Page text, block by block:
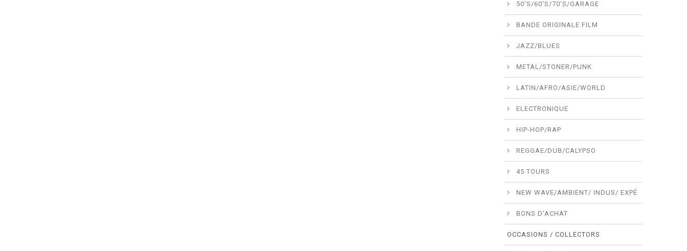
50'S/60'S/70'S/GARAGE
BANDE ORIGINALE FILM
JAZZ/BLUES
METAL/STONER/PUNK
LATIN/AFRO/ASIE/WORLD
ELECTRONIQUE
HIP-HOP/RAP
REGGAE/DUB/CALYPSO
45 TOURS
NEW WAVE/AMBIENT/ INDUS/ EXPÉ
BONS D’ACHAT
OCCASIONS / COLLECTORS